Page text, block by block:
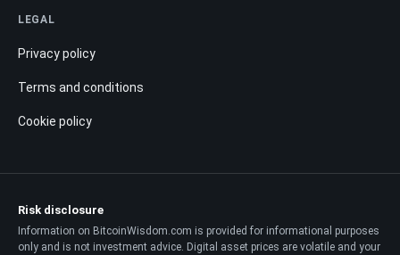
LEGAL
Privacy policy
Terms and conditions
Cookie policy
Risk disclosure
Information on BitcoinWisdom.com is provided for informational purposes
only and is not investment advice. Digital asset prices are volatile and your